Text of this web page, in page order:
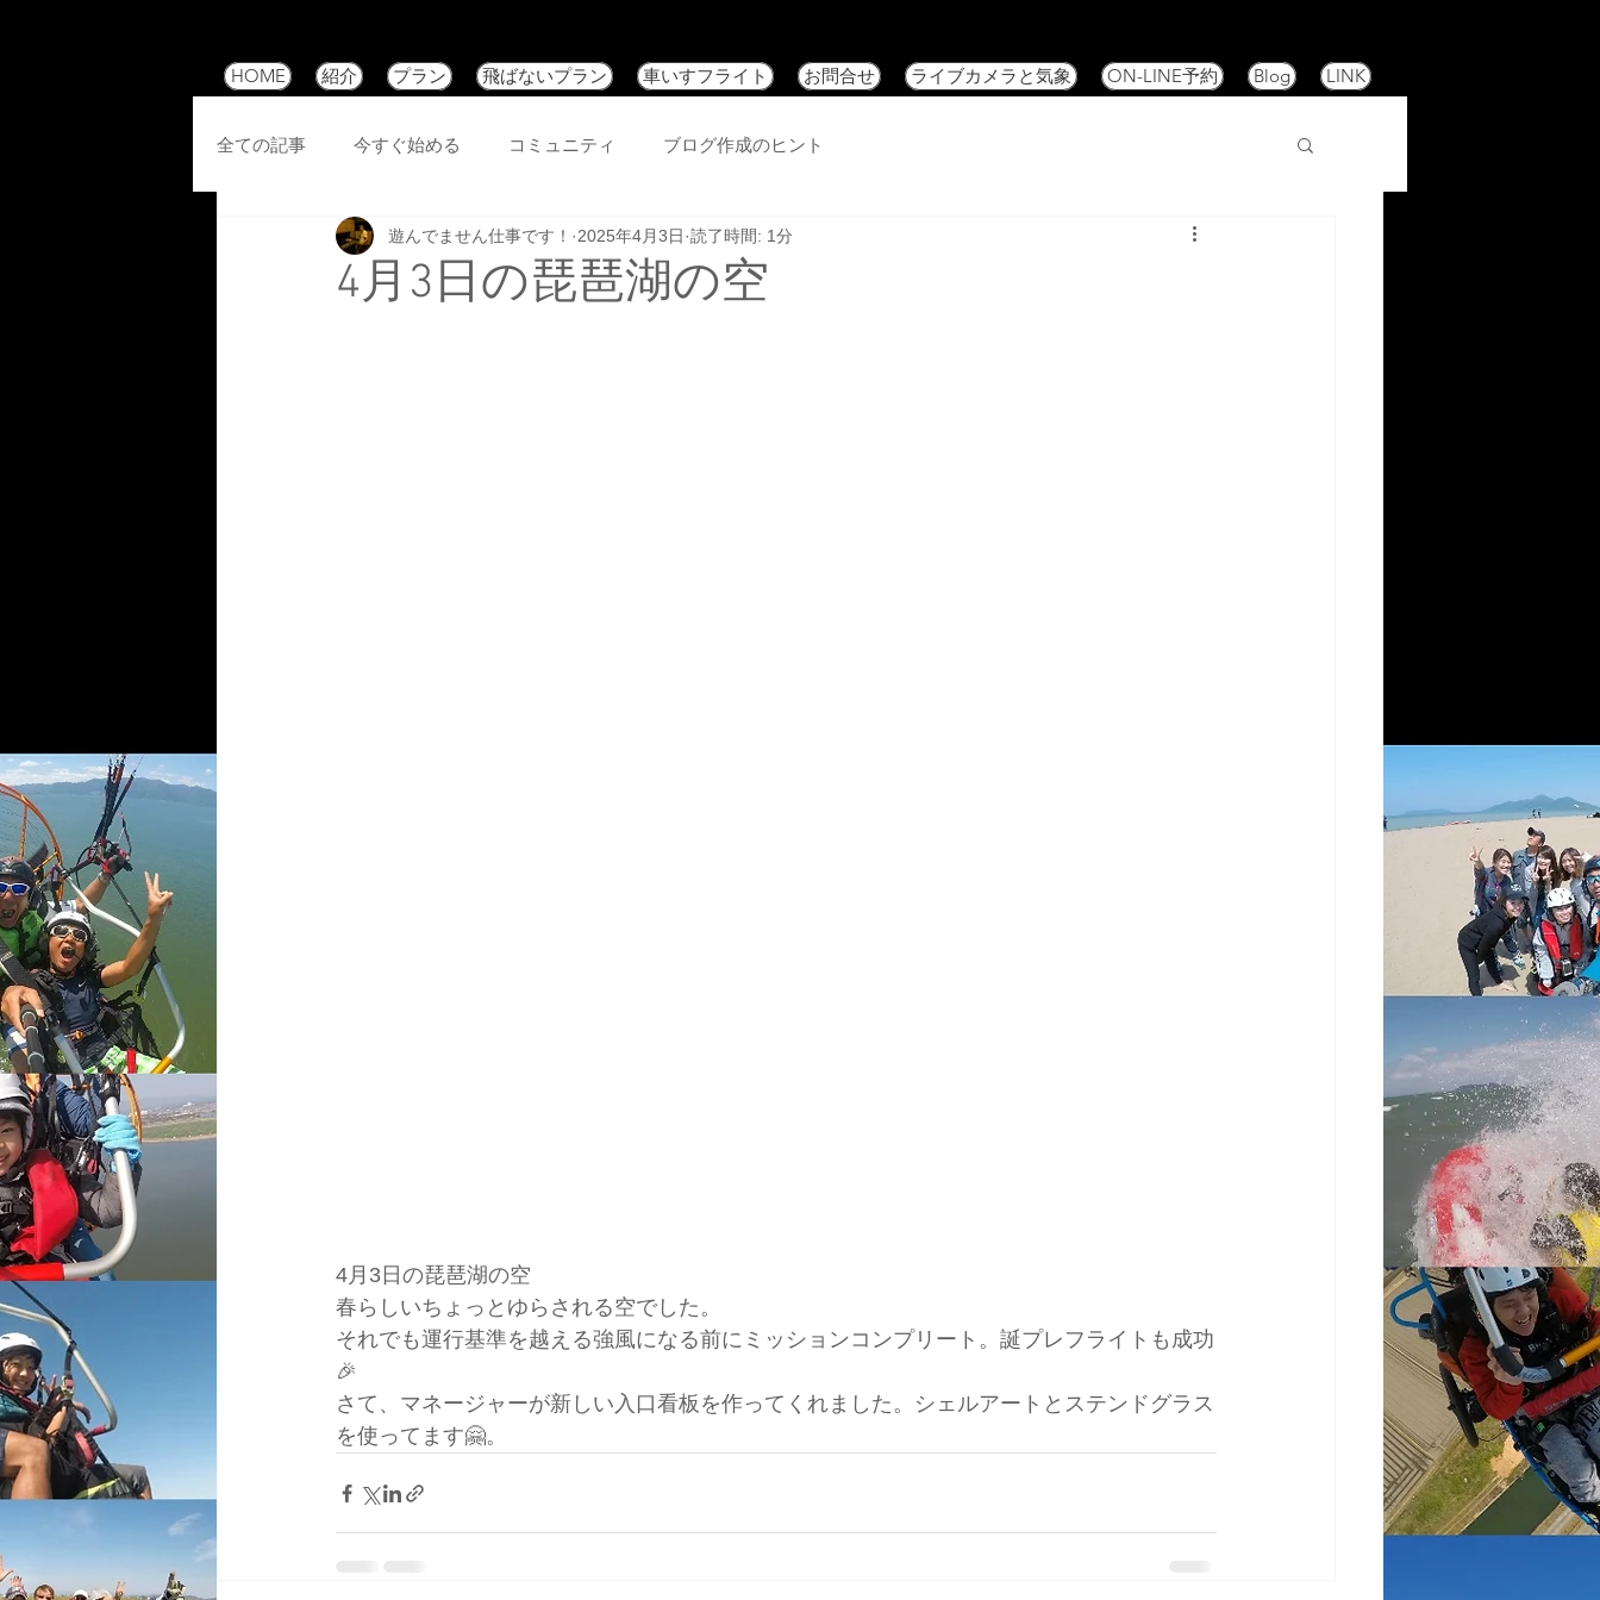
HOME 紹介 プラン 飛ばないプラン 車いすフライト お問合せ ライブカメラと気象 ON-LINE予約 Blog LINK
全ての記事 今すぐ始める コミュニティ ブログ作成のヒント
4月3日の琵琶湖の空
遊んでません仕事です！ 2025年4月3日 読了時間: 1分
4月3日の琵琶湖の空
春らしいちょっとゆらされる空でした。
それでも運行基準を越える強風になる前にミッションコンプリート。誕プレフライトも成功
🎉
さて、マネージャーが新しい入口看板を作ってくれました。シェルアートとステンドグラス
を使ってます🤗。